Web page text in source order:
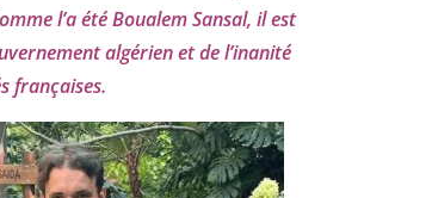
l’a été Boualem Sansal, il est
algé­rien et de l’i­na­ni­té
françaises.